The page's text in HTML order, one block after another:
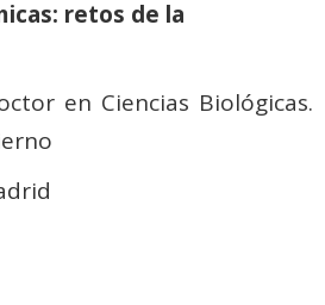
retos de la
en Ciencias Biológicas.